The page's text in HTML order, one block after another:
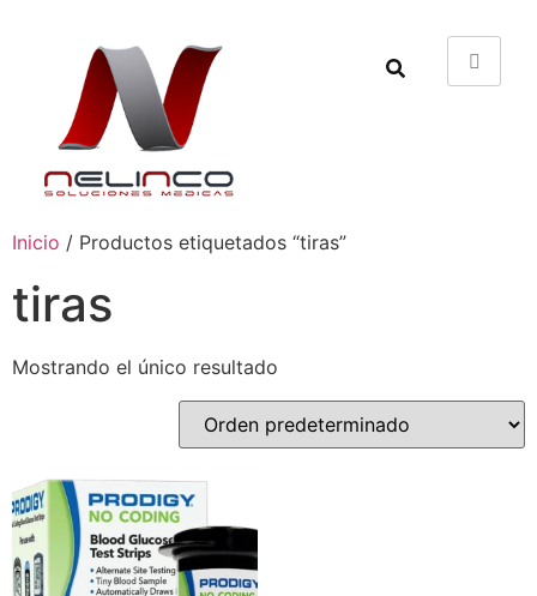
Inicio / Productos etiquetados “tiras”
tiras
Mostrando el único resultado